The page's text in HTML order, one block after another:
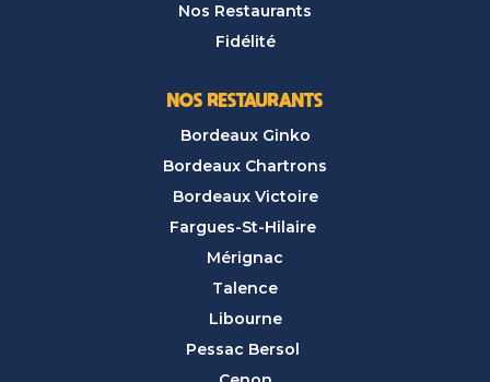
Nos Restaurants
Fidélité
NOS RESTAURANTS
Bordeaux Ginko
Bordeaux Chartrons
Bordeaux Victoire
Fargues-St-Hilaire
Mérignac
Talence
Libourne
Pessac Bersol